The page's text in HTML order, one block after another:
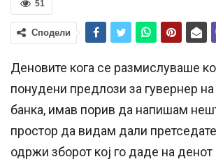
51
Сподели
Деновите кога се размислуваше
понудени предлози за гувернер
банка, имав порив да напишам
простор да видам дали
одржи зборот кој го даде на денот